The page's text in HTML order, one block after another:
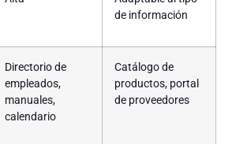
de información
Directorio de
empleados,
manuales,
calendario
Catálogo de
productos, portal
de proveedores